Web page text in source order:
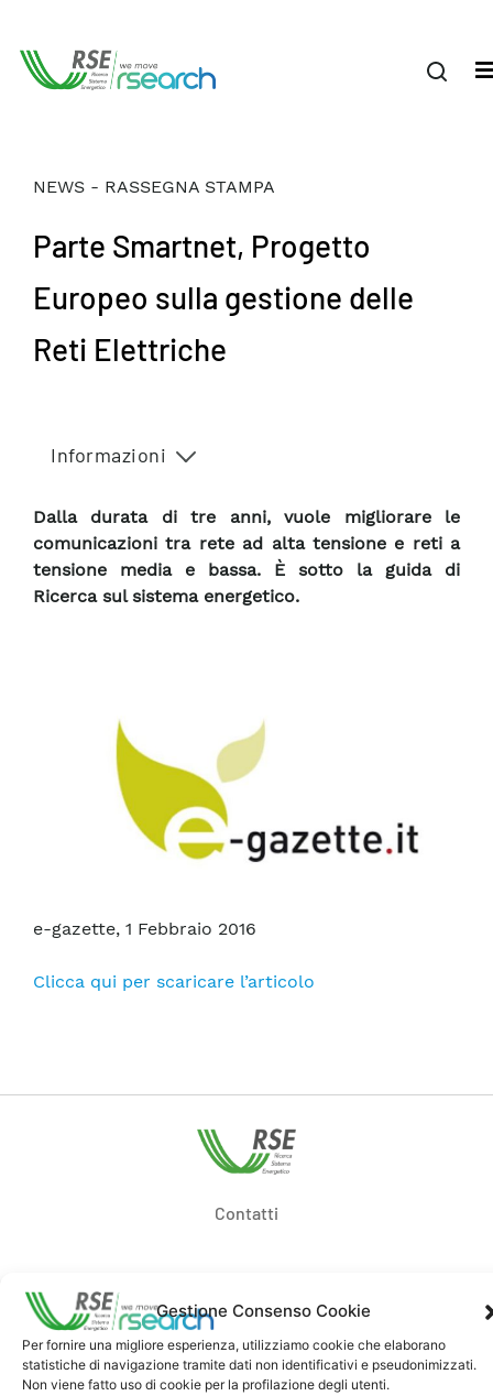
Gestione Consenso Cookie
Per fornire una migliore esperienza, utilizziamo cookie che elaborano
statistiche di navigazione tramite dati non identificativi e pseudonimizzati.
Non viene fatto uso di cookie per la profilazione degli utenti.
NEWS - RASSEGNA STAMPA
Parte Smartnet, Progetto
Europeo sulla gestione delle
Reti Elettriche
Informazioni
Dalla durata di tre anni, vuole migliorare le
comunicazioni tra rete ad alta tensione e reti a
tensione media e bassa. È sotto la guida di
Ricerca sul sistema energetico.
e-gazette, 1 Febbraio 2016
Clicca qui per scaricare l’articolo
Contatti
Dove siamo